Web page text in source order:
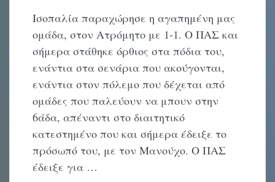
Ισοπαλία παραχώρησε η αγαπημένη μας
ομάδα, στον Ατρόμητο με 1-1. Ο ΠΑΣ και
σήμερα στάθηκε όρθιος στα πόδια του,
ενάντια στα σενάρια που ακούγονται,
ενάντια στον πόλεμο που δέχεται από
ομάδες που παλεύουν να μπουν στην
6άδα, απέναντι στο διαιτητικό
κατεστημένο που και σήμερα έδειξε το
πρόσωπό του, με τον Μανούχο. Ο ΠΑΣ
έδειξε για …